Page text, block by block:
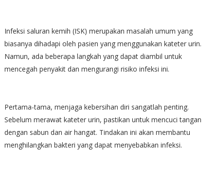
Infeksi saluran kemih (ISK) merupakan masalah umum yang
biasanya dihadapi oleh pasien yang menggunakan kateter urin.
Namun, ada beberapa langkah yang dapat diambil untuk
mencegah penyakit dan mengurangi risiko infeksi ini.
Pertama-tama, menjaga kebersihan diri sangatlah penting.
Sebelum merawat kateter urin, pastikan untuk mencuci tangan
dengan sabun dan air hangat. Tindakan ini akan membantu
menghilangkan bakteri yang dapat menyebabkan infeksi.